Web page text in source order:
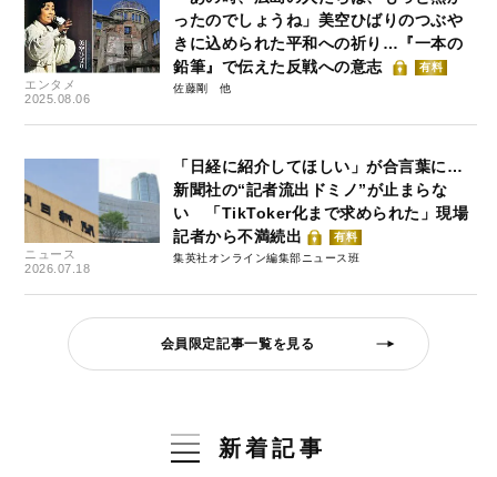
エンタメ
2025.08.06
ったのでしょうね」美空ひばりのつぶや
きに込められた平和への祈り…『一本の
鉛筆』で伝えた反戦への意志
有料
佐藤剛
ニュース
2026.07.18
「日経に紹介してほしい」が合言葉に…
新聞社の“記者流出ドミノ”が止まらな
い 「TikToker化まで求められた」現場
記者から不満続出
有料
集英社オンライン編集部ニュース班
会員限定記事一覧を見る
新着記事